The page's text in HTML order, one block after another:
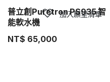
普立創Puretron PS935 智
能軟水機
NT$ 65,000
加入願望清單